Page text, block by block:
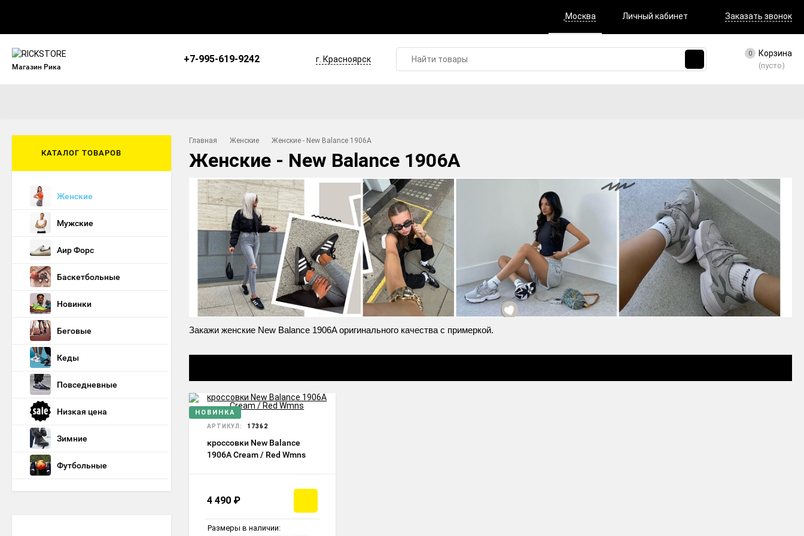
Москва Личный кабинет Заказать звонок
Магазин Рика
+7-995-619-9242 г. Красноярск
0 Корзина
(пусто)
Главная Женские Женские - New Balance 1906A
Женские - New Balance 1906A
Закажи женские New Balance 1906A оригинального качества с примеркой.
НОВИНКА
АРТИКУЛ: 17362
кроссовки New Balance
1906A Cream / Red Wmns
4 490 ₽
Размеры в наличии:
КАТАЛОГ ТОВАРОВ
Женские
Мужские
Аир Форс
Баскетбольные
Новинки
Беговые
Кеды
Повседневные
Низкая цена
Зимние
Футбольные